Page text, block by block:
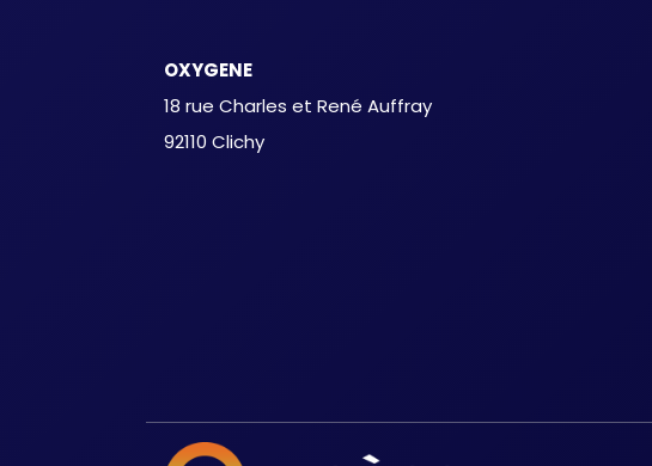
OXYGENE
18 rue Charles et René Auffray
92110 Clichy